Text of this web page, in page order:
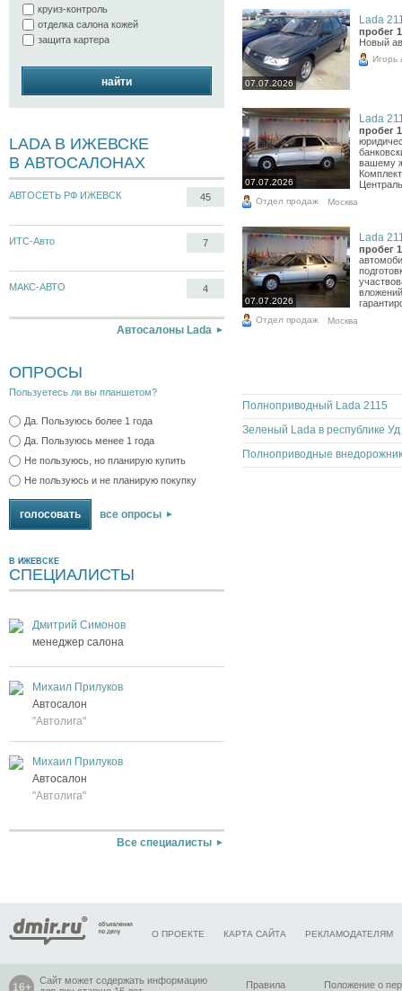
круиз-контроль
отделка салона кожей
защита картера
найти
LADA В ИЖЕВСКЕ
В АВТОСАЛОНАХ
АВТОСЕТЬ РФ ИЖЕВСК 45
ИТС-Авто 7
МАКС-АВТО 4
Автосалоны Lada
ОПРОСЫ
Пользуетесь ли вы планшетом?
Да. Пользуюсь более 1 года
Да. Пользуюсь менее 1 года
Не пользуюсь, но планирую купить
Не пользуюсь и не планирую покупку
все опросы
В ИЖЕВСКЕ
СПЕЦИАЛИСТЫ
Дмитрий Симонов
менеджер салона
Михаил Прилуков
Автосалон
"Автолига"
Михаил Прилуков
Автосалон
"Автолига"
Все специалисты
07.07.2026
Lada
пробег
Новый
Игорь
07.07.2026
Lada
пробег
вашему
Отдел продаж Москва
07.07.2026
Lada
пробег
Отдел продаж Москва
Полноприводный Lada 2115
О ПРОЕКТЕ КАРТА САЙТА РЕКЛАМОДАТЕЛЯМ
Сайт может содержать информацию
Правила Положение о